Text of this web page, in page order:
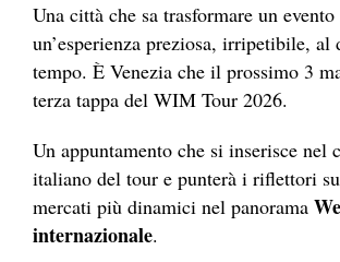
Una città che sa trasformare un
un’esperienza preziosa, irripetibile, al
tempo. È Venezia che il prossimo 3
terza tappa del WIM Tour 2026.
Un appuntamento che si inserisce nel
italiano del tour e punterà i riflettori
mercati più dinamici nel panorama
internazionale.